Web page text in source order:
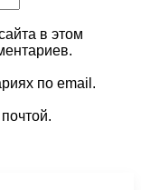
в этом
по email.